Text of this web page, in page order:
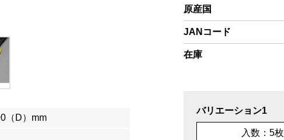
（D）mm
原産国
JANコード
在庫
バリエーション1
入数：5枚